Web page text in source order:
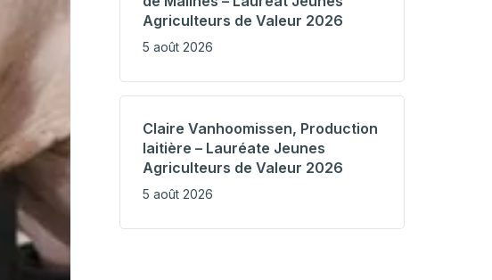
Agriculteurs de Valeur 2026
5 août 2026
Claire Vanhoomissen, Production
laitière – Lauréate Jeunes
Agriculteurs de Valeur 2026
5 août 2026